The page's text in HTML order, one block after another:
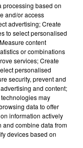
processing based on
and/or access
advertising; Create
to select personalised
content
or combinations
services; Create
personalised
security, prevent and
and content;
may
data to offer
information actively
and combine data from
devices based on